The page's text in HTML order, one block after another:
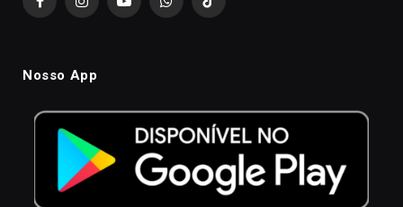
FacebookInstagramYouTubeWhatsAppTikTok
Nosso App